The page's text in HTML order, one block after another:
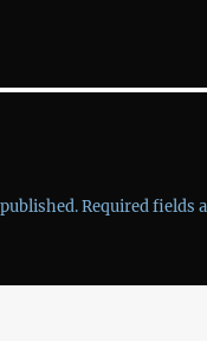
Required fields